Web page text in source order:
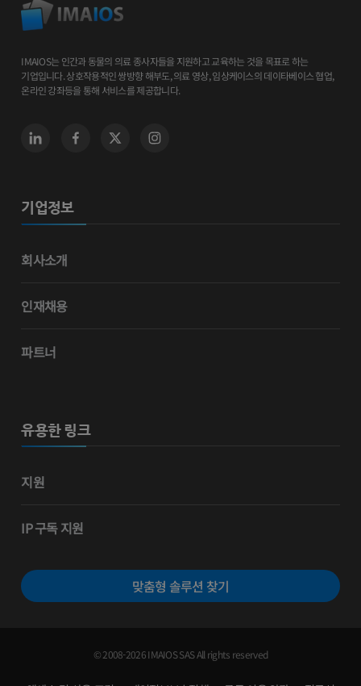
IMAIOS는 인간과 동물의 의료 종사자들을 지원하고 교육하는 것을 목표로 하는
기업입니다. 상호작용적인 쌍방향 해부도, 의료 영상, 임상케이스의 데이타베이스 협업,
온라인 강좌등을 통해 서비스를 제공합니다.
기업정보
회사소개
인재채용
파트너
유용한 링크
지원
IP 구독 지원
맞춤형 솔루션 찾기
© 2008-2026 IMAIOS SAS All rights reserved